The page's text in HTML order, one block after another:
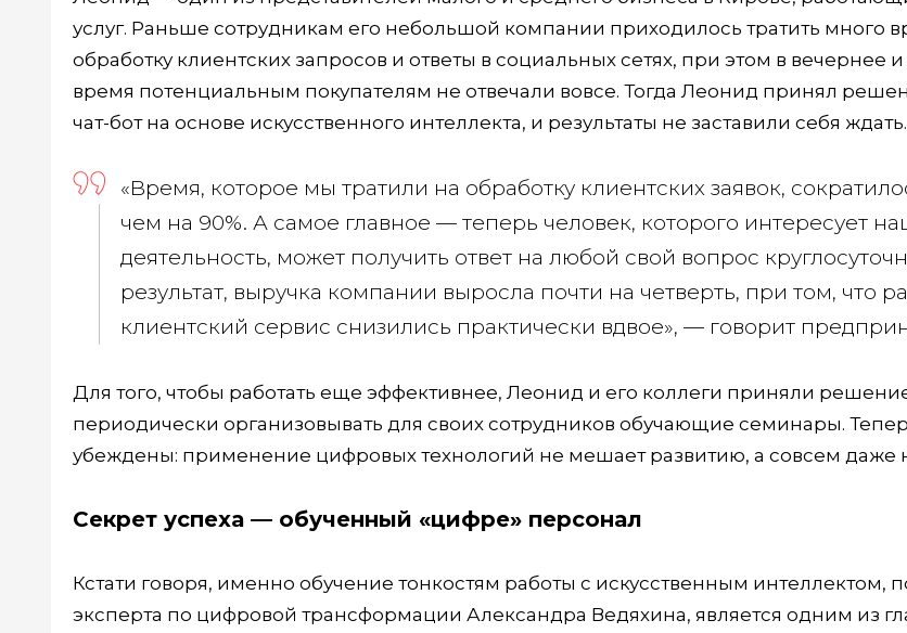
услуг. Раньше сотрудникам его небольшой компании приходилось тратить много
обработку клиентских запросов и ответы в социальных сетях, при этом в вечернее
время потенциальным покупателям не отвечали вовсе. Тогда Леонид принял
чат-бот на основе искусственного интеллекта, и результаты не заставили себя ждать.
«Время, которое мы тратили на обработку клиентских заявок,
чем на 90%. А самое главное — теперь человек, которого интересует
деятельность, может получить ответ на любой свой вопрос
результат, выручка компании выросла почти на четверть, при том, что
клиентский сервис снизились практически вдвое», — говорит
Для того, чтобы работать еще эффективнее, Леонид и его коллеги приняли
периодически организовывать для своих сотрудников обучающие семинары.
убеждены: применение цифровых технологий не мешает развитию, а совсем даже
Секрет успеха — обученный «цифре» персонал
Кстати говоря, именно обучение тонкостям работы с искусственным интеллектом,
эксперта по цифровой трансформации Александра Ведяхина, является одним из